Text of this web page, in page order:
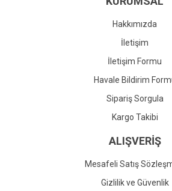
Gönder
Hakkımızda
İletişim
İletişim Formu
Havale Bildirim
Sipariş Sorgula
Kargo Takibi
ALIŞVERİŞ
Mesafeli Satış
Gizlilik ve Güvenlik